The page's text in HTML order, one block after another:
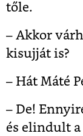
tőle.
– Akkor
kisujját is?
– Hát Máté
– De!
és elindult